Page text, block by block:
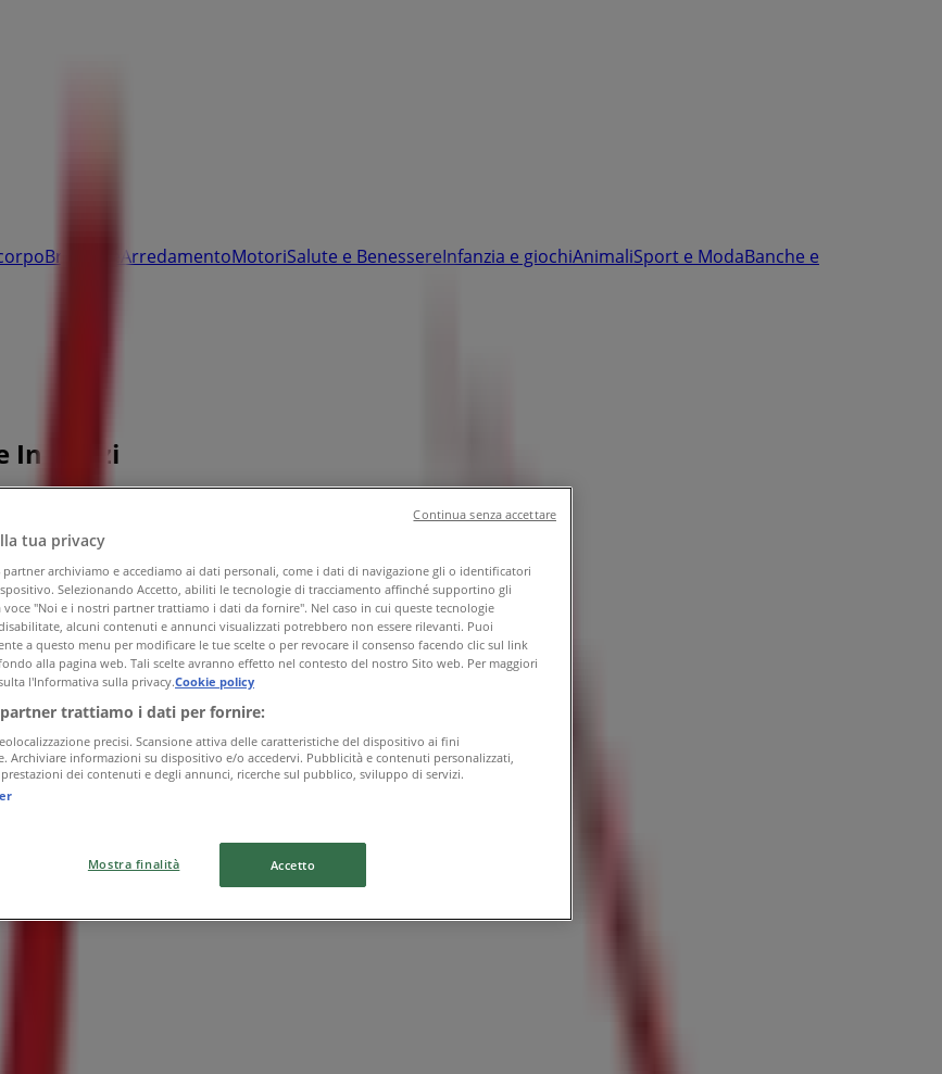
Bricolage ArredamentoMotoriSalute e BenessereInfanzia e giochiAnimaliSport e ModaBanche e
Indirizzi
tua privacy
partner archiviamo e accediamo ai dati personali, come i dati di navigazione gli o identificatori
Selezionando Accetto, abiliti le tecnologie di tracciamento affinché supportino gli
"Noi e i nostri partner trattiamo i dati da fornire". Nel caso in cui queste tecnologie
alcuni contenuti e annunci visualizzati potrebbero non essere rilevanti. Puoi
a questo menu per modificare le tue scelte o per revocare il consenso facendo clic sul link
alla pagina web. Tali scelte avranno effetto nel contesto del nostro Sito web. Per maggiori
l'Informativa sulla privacy.Cookie policy
trattiamo i dati per fornire:
precisi. Scansione attiva delle caratteristiche del dispositivo ai fini
Archiviare informazioni su dispositivo e/o accedervi. Pubblicità e contenuti personalizzati,
dei contenuti e degli annunci, ricerche sul pubblico, sviluppo di servizi.
Mostra finalità Accetto
Continua senza accettare